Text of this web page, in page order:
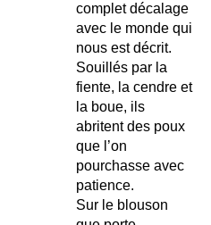
complet décalage
avec le monde qui
nous est décrit.
Souillés par la
fiente, la cendre et
la boue, ils
abritent des poux
que l’on
pourchasse avec
patience.
Sur le blouson